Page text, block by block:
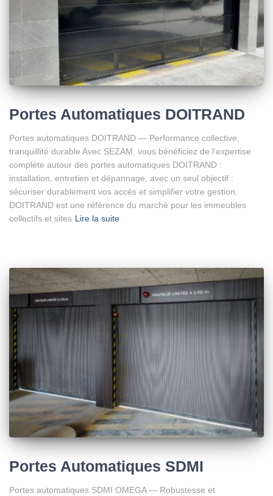
Portes Automatiques DOITRAND
Portes automatiques DOITRAND — Performance collective,
tranquillité durable Avec SEZAM, vous bénéficiez de l’expertise
complète autour des portes automatiques DOITRAND :
installation, entretien et dépannage, avec un seul objectif :
sécuriser durablement vos accès et simplifier votre gestion.
DOITRAND est une référence du marché pour les immeubles
collectifs et sites Lire la suite
Portes Automatiques SDMI
Portes automatiques SDMI OMEGA — Robustesse et